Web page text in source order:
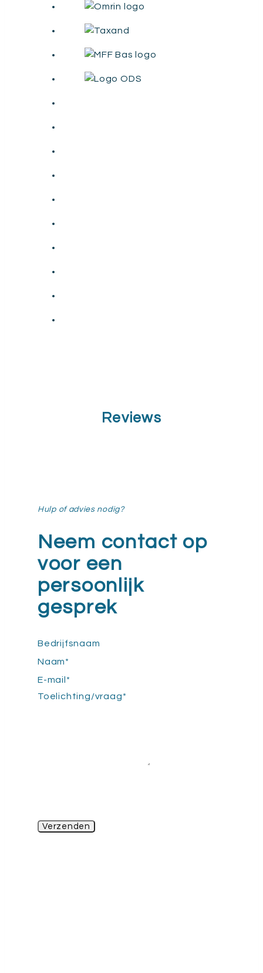
Reviews
Hulp of advies nodig?
Neem contact op
voor een
persoonlijk
gesprek
Bedrijfsnaam
Naam*
E-mail *
Toelichting/vraag*
Verzenden